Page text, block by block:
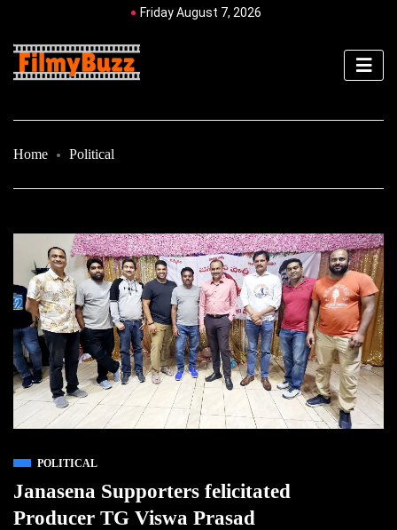
Friday August 7, 2026
Home Political
POLITICAL
Janasena Supporters felicitated
Producer TG Viswa Prasad